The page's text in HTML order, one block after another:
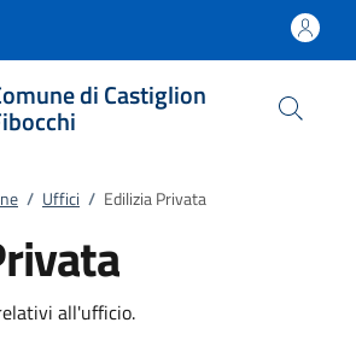
di Castiglion
/ Uffici / Edilizia Privata
all'ufficio.